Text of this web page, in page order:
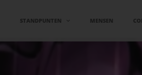
STANDPUNTEN MENSEN